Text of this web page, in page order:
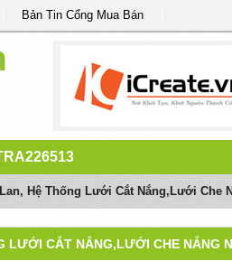
Bản Tin Cổng Mua Bán
Hệ Thống Lưới Cắt Nắng,lưới Che
LƯỚI CẮT NẮNG,LƯỚI CHE NẮNG